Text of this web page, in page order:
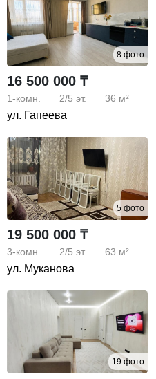
8 фото
16 500 000 ₸
1-комн. 2/5 эт. 36 м²
ул. Гапеева
5 фото
19 500 000 ₸
3-комн. 2/5 эт. 63 м²
ул. Муканова
19 фото